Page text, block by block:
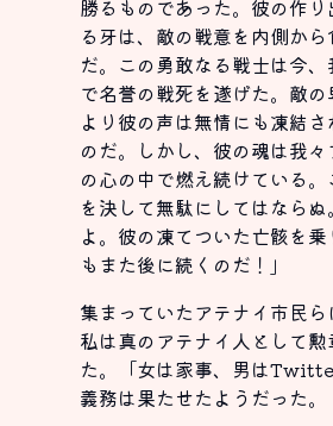
勝るものであった。彼の作
る牙は、敵の戦意を内側か
だ。この勇敢なる戦士は今
で名誉の戦死を遂げた。敵
より彼の声は無情にも凍結
のだ。しかし、彼の魂は我
の心の中で燃え続けている
を決して無駄にしてはならぬ
よ。彼の凍てついた亡骸を
もまた後に続くのだ！」
集まっていたアテナイ市民ら
私は真のアテナイ人として
た。「女は家事、男は
義務は果たせたようだった。